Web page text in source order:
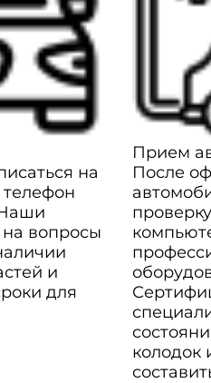
на
телефон
вопросы
и
для
Прием
После
колодок